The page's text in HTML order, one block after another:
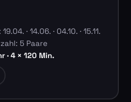
· 14.06. · 04.10. · 15.11.
5 Paare
· 4 × 120 Min.